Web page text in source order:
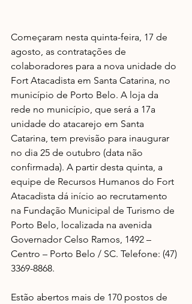
Começaram nesta quinta-feira, 17 de
agosto, as contratações de
colaboradores para a nova unidade do
Fort Atacadista em Santa Catarina, no
município de Porto Belo. A loja da
rede no município, que será a 17a
unidade do atacarejo em Santa
Catarina, tem previsão para inaugurar
no dia 25 de outubro (data não
confirmada). A partir desta quinta, a
equipe de Recursos Humanos do Fort
Atacadista dá início ao recrutamento
na Fundação Municipal de Turismo de
Porto Belo, localizada na avenida
Governador Celso Ramos, 1492 –
Centro – Porto Belo / SC. Telefone: (47)
3369-8868.
Estão abertos mais de 170 postos de